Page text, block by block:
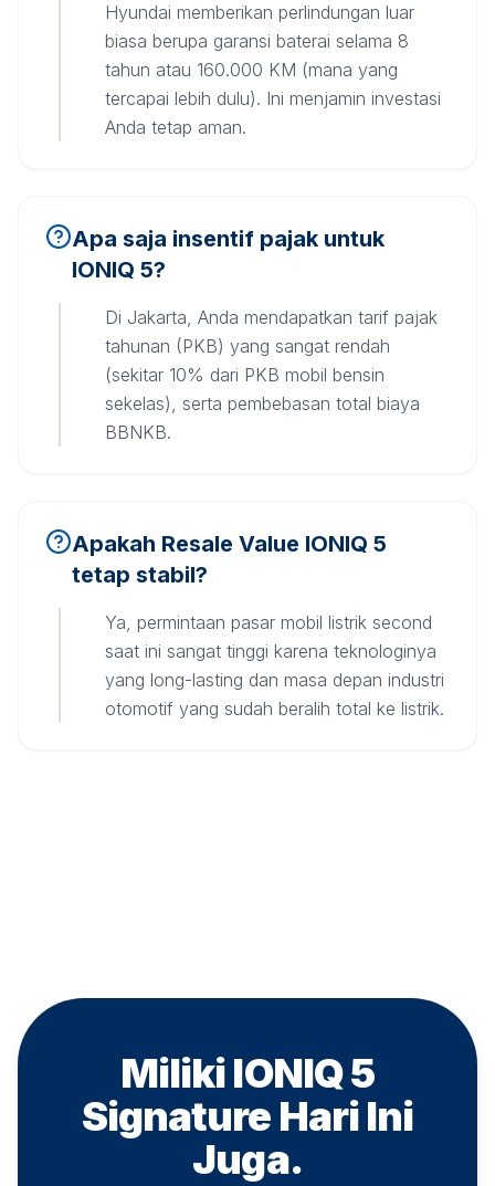
Hyundai memberikan perlindungan luar
biasa berupa garansi baterai selama 8
tahun atau 160.000 KM (mana yang
tercapai lebih dulu). Ini menjamin investasi
Anda tetap aman.
Apa saja insentif pajak untuk
IONIQ 5?
Di Jakarta, Anda mendapatkan tarif pajak
tahunan (PKB) yang sangat rendah
(sekitar 10% dari PKB mobil bensin
sekelas), serta pembebasan total biaya
BBNKB.
Apakah Resale Value IONIQ 5
tetap stabil?
Ya, permintaan pasar mobil listrik second
saat ini sangat tinggi karena teknologinya
yang long-lasting dan masa depan industri
otomotif yang sudah beralih total ke listrik.
Miliki IONIQ 5
Signature Hari Ini
Juga.